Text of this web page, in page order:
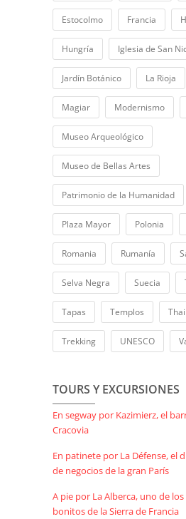
Estocolmo Francia
Hungría Iglesia de San
Jardín Botánico La Rioja
Magiar Modernismo
Museo Arqueológico
Museo de Bellas Artes
Patrimonio de la Humanidad
Plaza Mayor Polonia
Romania Rumanía
Selva Negra Suecia
Tapas Templos
Trekking UNESCO
TOURS Y EXCURSIONES
En segway por Kazimierz, el
Cracovia
En patinete por La Défense, el
de negocios de la gran París
A pie por La Alberca, uno de
bonitos de la Sierra de Francia